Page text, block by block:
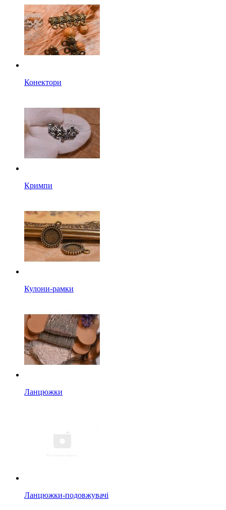
Конектори
Кримпи
Кулони-рамки
Ланцюжки
Ланцюжки-подовжувачі